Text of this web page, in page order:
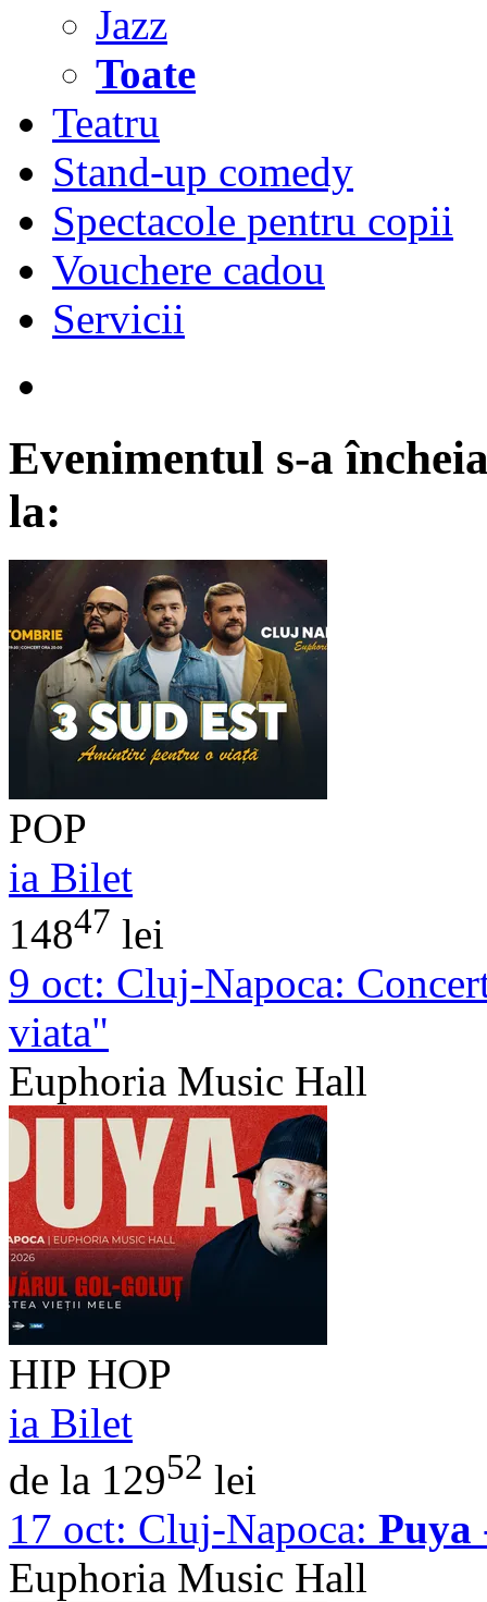
Jazz
Toate
Teatru
Stand-up comedy
Spectacole pentru copii
Vouchere cadou
Servicii
Evenimentul s-a
la:
POP
ia Bilet
14847 lei
9 oct: Cluj-Napoca:
viata"
Euphoria Music Hall
HIP HOP
ia Bilet
de la 12952 lei
17 oct: Cluj-Napoca: Puya
Euphoria Music Hall